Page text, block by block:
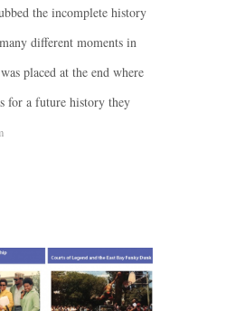
the incomplete history
different moments in
placed at the end where
for a future history they